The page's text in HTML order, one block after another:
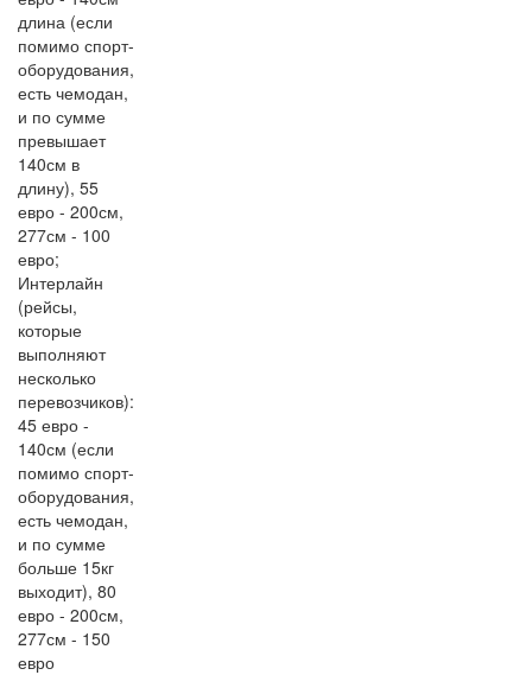
длина (если
помимо спорт-
оборудования,
есть чемодан,
и по сумме
превышает
140см в
длину), 55
евро - 200см,
277см - 100
евро;
Интерлайн
(рейсы,
которые
выполняют
несколько
перевозчиков):
45 евро -
140см (если
помимо спорт-
оборудования,
есть чемодан,
и по сумме
больше 15кг
выходит), 80
евро - 200см,
277см - 150
евро